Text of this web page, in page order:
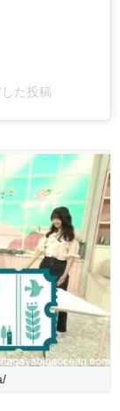
た投稿